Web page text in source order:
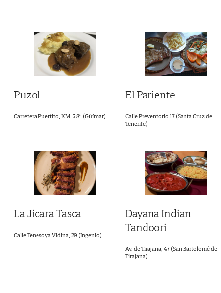
Puzol
Carretera Puertito, KM. 3 8ª (Güímar)
El Pariente
Calle Preventorio 17 (Santa Cruz de
Tenerife)
La Jicara Tasca
Calle Tenesoya Vidina, 29 (Ingenio)
Dayana Indian
Tandoori
Av. de Tirajana, 47 (San Bartolomé de
Tirajana)